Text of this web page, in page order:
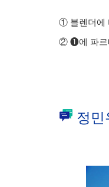
① 블렌더에
② ❶에 파르
정민